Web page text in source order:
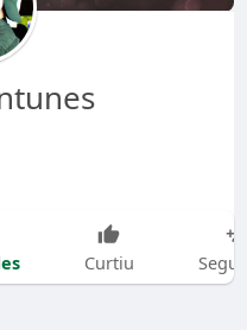
Curtiu